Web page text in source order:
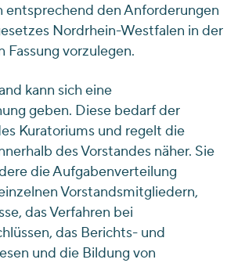
entsprechend den Anforderungen
Nordrhein-Westfalen in der
Fassung vorzulegen.
kann sich eine
geben. Diese bedarf der
Kuratoriums und regelt die
des Vorstandes näher. Sie
die Aufgabenverteilung
Vorstandsmitgliedern,
das Verfahren bei
das Berichts- und
und die Bildung von